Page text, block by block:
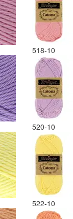
518-10
520-10
522-10